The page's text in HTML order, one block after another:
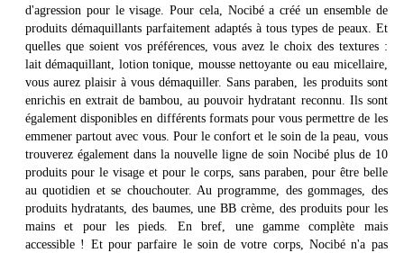
d'agression pour le visage. Pour cela, Nocibé a créé un ensemble de
produits démaquillants parfaitement adaptés à tous types de peaux. Et
quelles que soient vos préférences, vous avez le choix des textures :
lait démaquillant, lotion tonique, mousse nettoyante ou eau micellaire,
vous aurez plaisir à vous démaquiller. Sans paraben, les produits sont
enrichis en extrait de bambou, au pouvoir hydratant reconnu. Ils sont
également disponibles en différents formats pour vous permettre de les
emmener partout avec vous. Pour le confort et le soin de la peau, vous
trouverez également dans la nouvelle ligne de soin Nocibé plus de 10
produits pour le visage et pour le corps, sans paraben, pour être belle
au quotidien et se chouchouter. Au programme, des gommages, des
produits hydratants, des baumes, une BB crème, des produits pour les
mains et pour les pieds. En bref, une gamme complète mais
accessible ! Et pour parfaire le soin de votre corps, Nocibé n'a pas